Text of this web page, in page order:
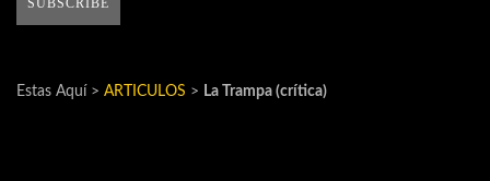
Estas Aquí > ARTICULOS > La Trampa (crítica)